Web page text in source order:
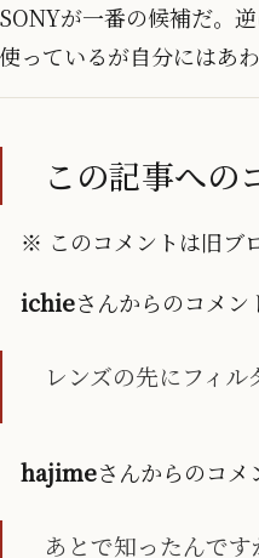
SONYが一番の候補だ。
使っているが自分にはあ
この記事への
※ このコメントは旧ブ
ichieさんからのコメン
レンズの先にフィ
hajimeさんからのコメ
あとで知ったんで